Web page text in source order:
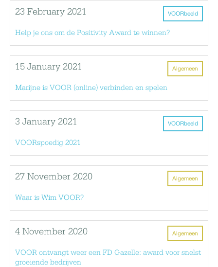
VOORbeeld
23 February 2021
Help je ons om de Positivity Award te winnen?
Algemeen
15 January 2021
Marijne is VOOR (online) verbinden en spelen
VOORbeeld
3 January 2021
VOORspoedig 2021
Algemeen
27 November 2020
Waar is Wim VOOR?
Algemeen
4 November 2020
VOOR ontvangt weer een FD Gazelle: award voor snelst
groeiende bedrijven